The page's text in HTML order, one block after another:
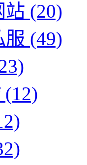
站 (20)
服 (49)
(12)